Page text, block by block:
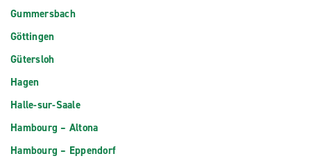
Gummersbach
Göttingen
Gütersloh
Hagen
Halle-sur-Saale
Hambourg – Altona
Hambourg – Eppendorf